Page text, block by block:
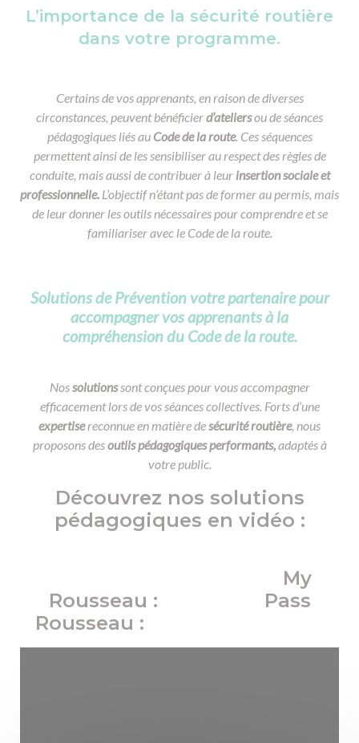
L’importance de la sécurité routière
dans votre programme.
Certains de vos apprenants, en raison de diverses
circonstances, peuvent bénéficierd’ateliersou de séances
pédagogiques liés au Code de la route. Ces séquences
permettent ainsi de les sensibiliser au respect des règles de
conduite, mais aussi de contribuer à leur insertion sociale et
professionnelle. L’objectif n’étant pas de former au permis, mais
de leur donner les outils nécessaires pour comprendre et se
familiariser avec le Code de la route.
Solutions de Prévention votre partenaire pour
accompagner vos apprenants à la
compréhension du Code de la route.
Nossolutionssont conçues pour vous accompagner
efficacement lors de vos séances collectives. Forts d’une
expertisereconnue en matière desécurité routière, nous
proposons desoutils pédagogiques performants,adaptés à
votre public.
Découvrez nos solutions
pédagogiques en vidéo :
My
Rousseau : Pass
Rousseau :